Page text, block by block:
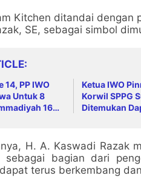
Kitchen ditandai dengan
SE, sebagai simbol
14, PP IWO
Untuk 8
16
Ketua IWO
Korwil SPPG
Ditemukan
H. A. Kaswadi Razak
sebagai bagian dari
terus berkembang